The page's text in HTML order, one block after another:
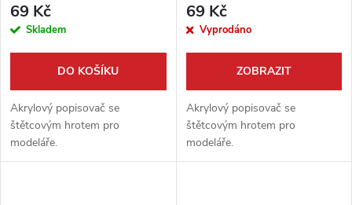
69 Kč
Skladem
DO KOŠÍKU
Akrylový popisovač se
štětcovým hrotem pro
modeláře.
69 Kč
Vyprodáno
ZOBRAZIT
Akrylový popisovač se
štětcovým hrotem pro
modeláře.